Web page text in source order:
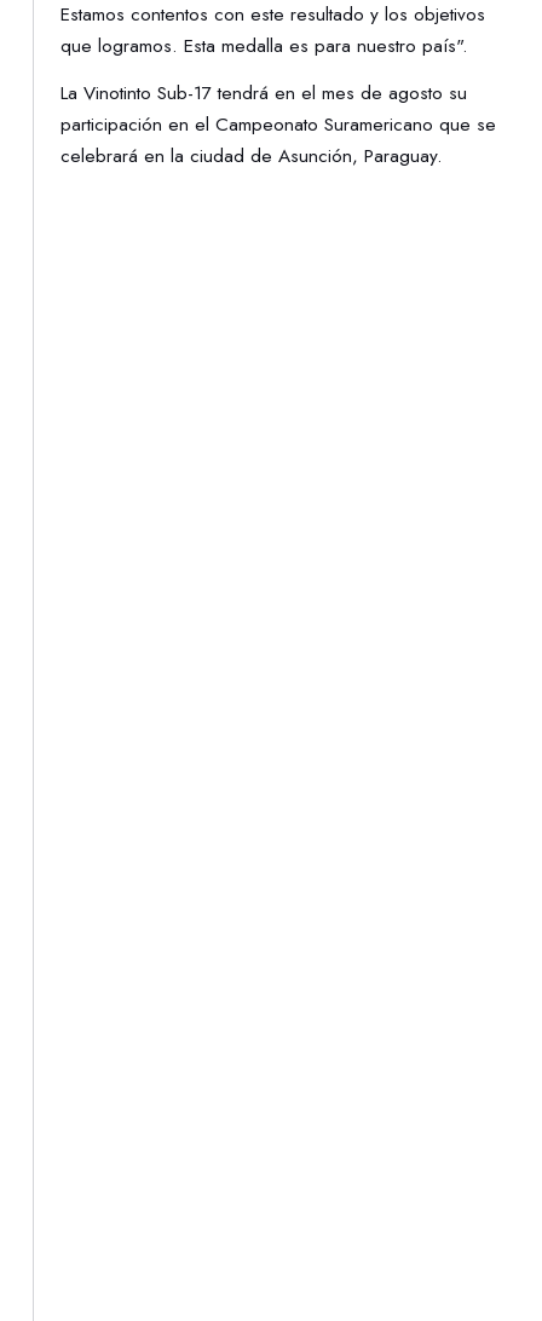
Estamos contentos con este resultado y los objetivos
que logramos. Esta medalla es para nuestro país".
La Vinotinto Sub-17 tendrá en el mes de agosto su
participación en el Campeonato Suramericano que se
celebrará en la ciudad de Asunción, Paraguay.